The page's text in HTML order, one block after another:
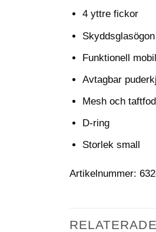
4 yttre fickor
Funktionell
Avtagbar
Mesh och
D-ring
Storlek small
Artikelnummer: